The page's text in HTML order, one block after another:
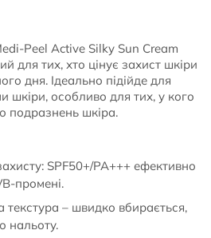
Peel Active Silky Sun Cream
для тих, хто цінує захист шкіри
дня. Ідеально підійде для
шкіри, особливо для тих, у кого
подразнень шкіра.
SPF50+/PA+++ ефективно
промені.
текстура – швидко вбирається,
нальоту.